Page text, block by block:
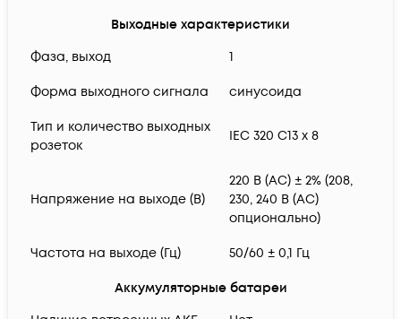
Выходные характеристики
Фаза, выход
1
Форма выходного сигнала синусоида
Тип и количество выходных
розеток
IEC 320 C13 x 8
Напряжение на выходе (В)
220 В (AC) ± 2% (208,
230, 240 В (AC)
опционально)
Частота на выходе (Гц) 50/60 ± 0,1 Гц
Аккумуляторные батареи